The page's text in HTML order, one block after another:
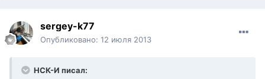
sergey-k77
Опубликовано: 12 июля 2013
НСК-И писал: